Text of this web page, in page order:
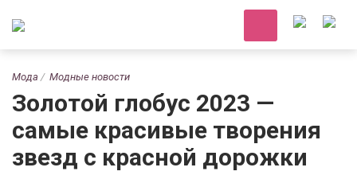
Мода Модные новости
Золотой глобус 2023 —
самые красивые творения
звезд с красной дорожки